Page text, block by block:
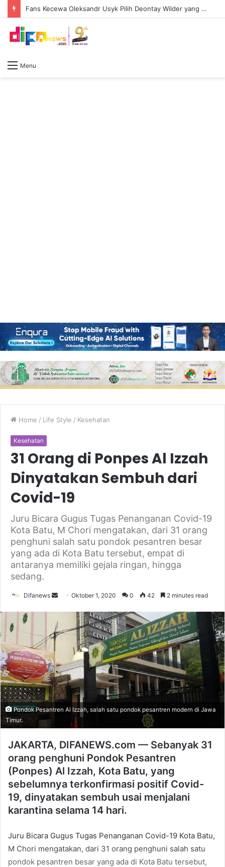
777Vault – Schnell, Actionreich und Voller Spannung für Spieler mit Kurzsessions
Menu
Home / Life Style / Kesehatan
Kesehatan
31 Orang di Ponpes Al Izzah
Dinyatakan Sembuh dari
Covid-19
Juru Bicara Gugus Tugas Penanganan Covid-19
Kota Batu, M Chori mengatakan, dari 31 orang
penghuni salah satu pondok pesantren besar
yang ada di Kota Batu tersebut, empat di
antaranya memiliki gejala ringan, hingga
sedang.
Difanews
SendOktober 1, 2020 0 42 2 minutes read
Pondok Pesantren Al Izzah, salah satu pondok pesantren modern di Jawa
Timur.
JAKARTA, DIFANEWS.com — Sebanyak 31
orang penghuni Pondok Pesantren
(Ponpes) Al Izzah, Kota Batu, yang
sebelumnya terkonfirmasi positif Covid-
19, dinyatakan sembuh usai menjalani
karantina selama 14 hari.
Juru Bicara Gugus Tugas Penanganan Covid-19 Kota Batu,
M Chori mengatakan, dari 31 orang penghuni salah satu
pondok pesantren besar yang ada di Kota Batu tersebut,